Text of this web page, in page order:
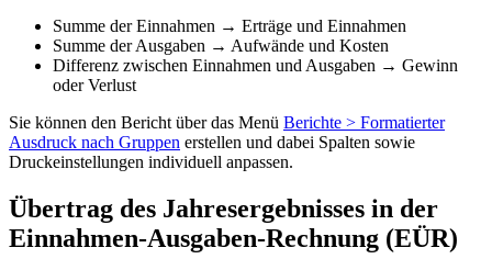
Summe der Einnahmen → Erträge und Einnahmen
Summe der Ausgaben → Aufwände und Kosten
Differenz zwischen Einnahmen und Ausgaben → Gewinn
oder Verlust
Sie können den Bericht über das Menü Berichte > Formatierter
Ausdruck nach Gruppen erstellen und dabei Spalten sowie
Druckeinstellungen individuell anpassen.
Übertrag des Jahresergebnisses in der
Einnahmen-Ausgaben-Rechnung (EÜR)